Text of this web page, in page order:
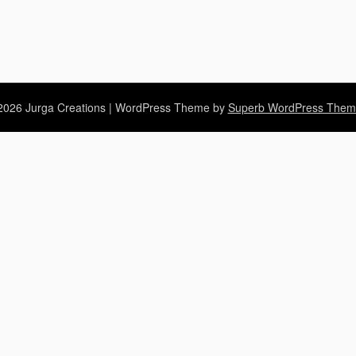
Jurga Creations | WordPress Theme by Superb WordPress